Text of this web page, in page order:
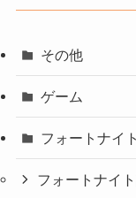
その他
ゲーム
フォートナイ
フォートナイ